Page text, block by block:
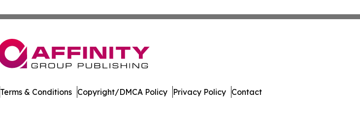
Terms & Conditions Copyright/DMCA Policy Privacy Policy Contact